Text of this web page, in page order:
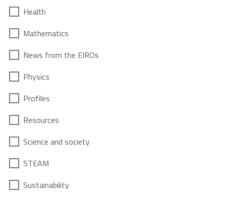
Health
Mathematics
News from the EIROs
Physics
Profiles
Resources
Science and society
STEAM
Sustainability